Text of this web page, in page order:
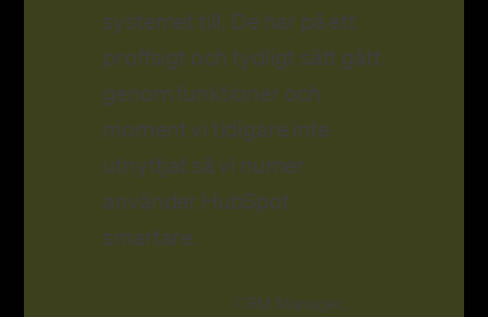
systemet till. De har på ett
proffsigt och tydligt sätt gått
genom funktioner och
moment vi tidigare inte
utnyttjat så vi numer
använder HubSpot
smartare.
CRM Manager,